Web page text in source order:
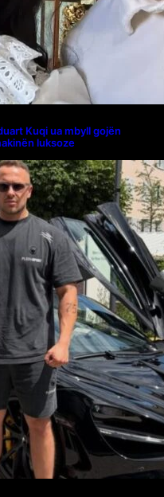
Kuqi ua mbyll gojën
luksoze